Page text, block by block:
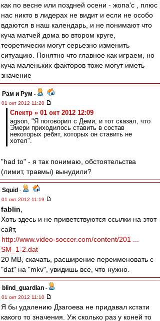
как по весне или поздней осени - жопа'с , плюс
нас никто в лидерах не видит и если не особо
вдаются в наш календарь, и не понимают что
куча матчей дома во втором круге,
теоретически могут серьезно изменить
ситуацию. Понятно что главное как играем, но
куча маленьких факторов тоже могут иметь
значение
Рам и Рум -
01 окт 2012 11:20
Спектр » 01 окт 2012 12:09
agson, "Я поговорил с Деми, и тот сказал, что
Эмери приходилось ставить в состав
некоторых ребят, которых он ставить не
хотел".
"had to" - я так понимаю, обстоятельства
(лимит, травмы) вынудили?
Squid -
01 окт 2012 11:19
fablin
Хоть здесь и не приветствуются ссылки на этот
сайт,
http://www.video-soccer.com/content/201 ...
SM_1-2.dat
20 МB, скачать, расширение переименовать с
"dat" на "mkv", увидишь все, что нужно.
blind_guardian -
01 окт 2012 11:10
Я бы удалению Дзагоева не придавал кстати
какого то значения. Уж сколько раз у коней то